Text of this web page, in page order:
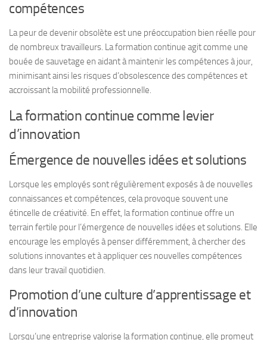
compétences
La peur de devenir obsolète est une préoccupation bien réelle pour
de nombreux travailleurs. La formation continue agit comme une
bouée de sauvetage en aidant à maintenir les compétences à jour,
minimisant ainsi les risques d’obsolescence des compétences et
accroissant la mobilité professionnelle.
La formation continue comme levier
d’innovation
Émergence de nouvelles idées et solutions
Lorsque les employés sont régulièrement exposés à de nouvelles
connaissances et compétences, cela provoque souvent une
étincelle de créativité. En effet, la formation continue offre un
terrain fertile pour l’émergence de nouvelles idées et solutions. Elle
encourage les employés à penser différemment, à chercher des
solutions innovantes et à appliquer ces nouvelles compétences
dans leur travail quotidien.
Promotion d’une culture d’apprentissage et
d’innovation
Lorsqu’une entreprise valorise la formation continue, elle promeut